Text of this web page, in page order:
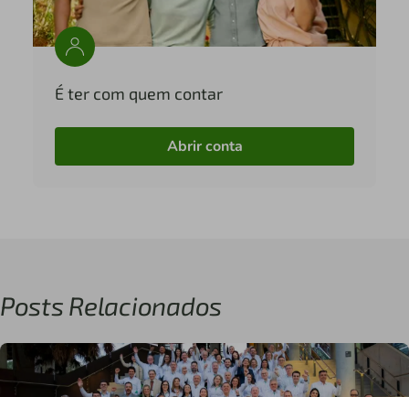
É ter com quem contar
Abrir conta
Posts Relacionados